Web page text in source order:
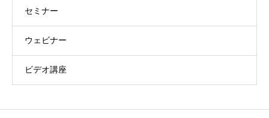
セミナー
ウェビナー
ビデオ講座